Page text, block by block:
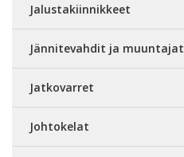
Jalustakiinnikkeet
Jännitevahdit ja muuntajat
Jatkovarret
Johtokelat